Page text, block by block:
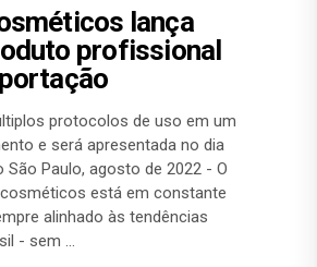
lança
profissional
protocolos de uso em um
e será apresentada no dia
São Paulo, agosto de 2022 - O
está em constante
alinhado às tendências
- sem